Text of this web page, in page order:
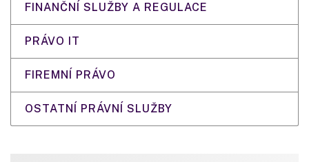
FINANČNÍ SLUŽBY A REGULACE
PRÁVO IT
FIREMNÍ PRÁVO
OSTATNÍ PRÁVNÍ SLUŽBY